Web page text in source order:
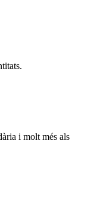
i molt més als